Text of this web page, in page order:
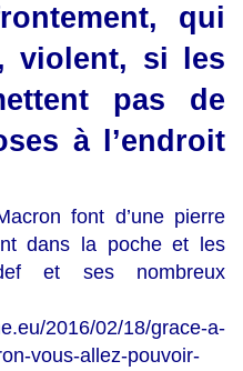
qui
violent, si les
pas de
à l’endroit
font d’une pierre
dans la poche et les
et ses nombreux
2016/02/18/grace-a-
vous-allez-pouvoir-